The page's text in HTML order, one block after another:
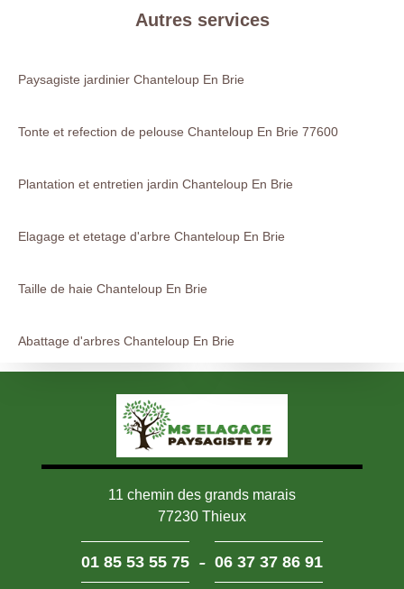
Autres services
Paysagiste jardinier Chanteloup En Brie
Tonte et refection de pelouse Chanteloup En Brie 77600
Plantation et entretien jardin Chanteloup En Brie
Elagage et etetage d'arbre Chanteloup En Brie
Taille de haie Chanteloup En Brie
Abattage d'arbres Chanteloup En Brie
11 chemin des grands marais
77230 Thieux
01 85 53 55 75 - 06 37 37 86 91